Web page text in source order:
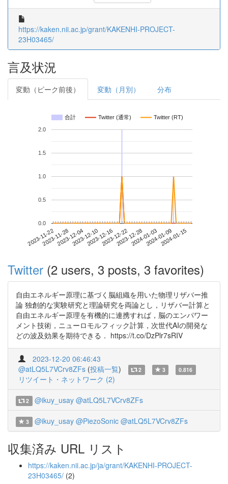
https://kaken.nii.ac.jp/grant/KAKENHI-PROJECT-
23H03465/
言及状況
変動（ピーク前後） 変動（月別） 分布
合計 Twitter (通常) Twitter (RT)
2023-11-222023-11-282023-12-042023-12-102023-12-162023-12-222023-12-282024-01-032024-01-092024-01-15
0.0
0.5
1.0
1.5
2.0
Twitter (2 users, 3 posts, 3 favorites)
自由エネルギー原理に基づく脳組織を用いた物理リザバー推
論 独創的な実験研究と理論研究を両論とし，リザバー計算と
自由エネルギー原理を有機的に連携すれば，脳のエンパワー
メント技術，ニューロモルフィック計算，次世代AIの開発な
どの波及効果を期待できる． https://t.co/DzPlr7sRIV
2023-12-20 06:46:43
@atLQ5L7VCrv8ZFs (投稿一覧) 2 3 0.816
リツイート・ネットワーク (2)
2 @ikuy_usay @atLQ5L7VCrv8ZFs
3 @ikuy_usay @PiezoSonic @atLQ5L7VCrv8ZFs
収集済み URL リスト
https://kaken.nii.ac.jp/ja/grant/KAKENHI-PROJECT-
23H03465/ (2)